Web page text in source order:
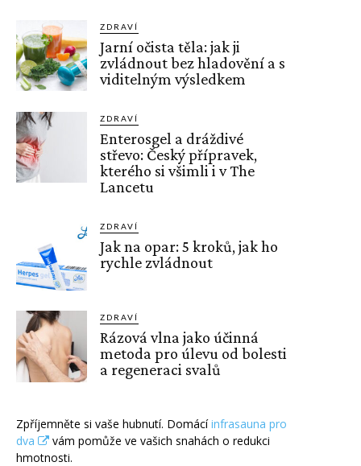
ZDRAVÍ
Jarní očista těla: jak ji
zvládnout bez hladovění a s
viditelným výsledkem
ZDRAVÍ
Enterosgel a dráždivé
střevo: Český přípravek,
kterého si všimli i v The
Lancetu
ZDRAVÍ
Jak na opar: 5 kroků, jak ho
rychle zvládnout
ZDRAVÍ
Rázová vlna jako účinná
metoda pro úlevu od bolesti
a regeneraci svalů
Zpříjemněte si vaše hubnutí. Domácíinfrasauna pro
dva
vám pomůže ve vašich snahách o redukci
hmotnosti.